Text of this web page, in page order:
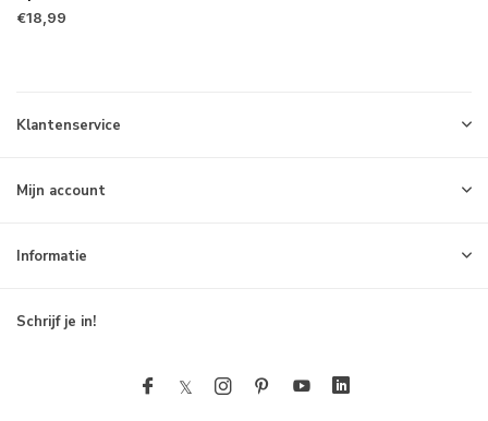
€18,99
Klantenservice
Mijn account
Informatie
Schrijf je in!